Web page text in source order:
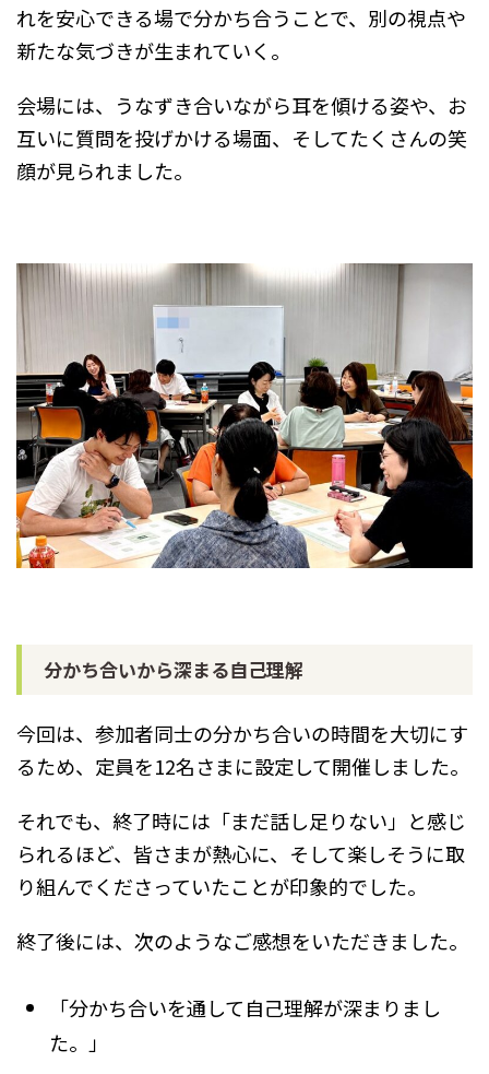
れを安心できる場で分かち合うことで、別の視点や
新たな気づきが生まれていく。
会場には、うなずき合いながら耳を傾ける姿や、お
互いに質問を投げかける場面、そしてたくさんの笑
顔が見られました。
分かち合いから深まる自己理解
今回は、参加者同士の分かち合いの時間を大切にす
るため、定員を12名さまに設定して開催しました。
それでも、終了時には「まだ話し足りない」と感じ
られるほど、皆さまが熱心に、そして楽しそうに取
り組んでくださっていたことが印象的でした。
終了後には、次のようなご感想をいただきました。
「分かち合いを通して自己理解が深まりまし
た。」